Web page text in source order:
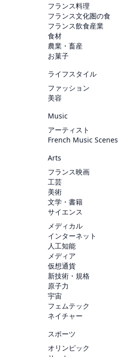
フランス料理
フランス文化圏の食
フランス飲食産業
食材
農業・畜産
お菓子
ライフスタイル
ファッション
美容
Music
アーティスト
French Music Scenes
Arts
フランス映画
工芸
美術
文学・書籍
サイエンス
メディカル
インターネット
人工知能
メディア
仮想通貨
新技術・規格
原子力
宇宙
フェムテック
ネイチャー
スポーツ
オリンピック